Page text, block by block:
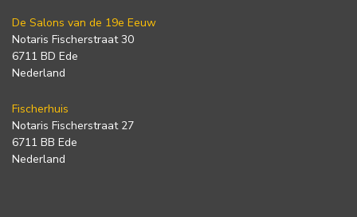
De Salons van de 19e Eeuw
Notaris Fischerstraat 30
6711 BD Ede
Nederland
Fischerhuis
Notaris Fischerstraat 27
6711 BB Ede
Nederland